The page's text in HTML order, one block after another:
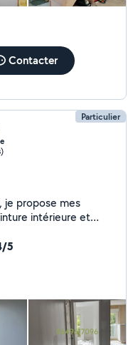
Contacter
Particulier
je propose mes
intérieure et
fériés. N'hésitez pas
5